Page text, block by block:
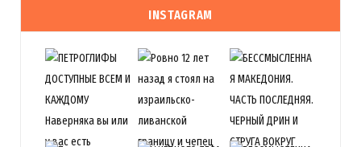
INSTAGRAM